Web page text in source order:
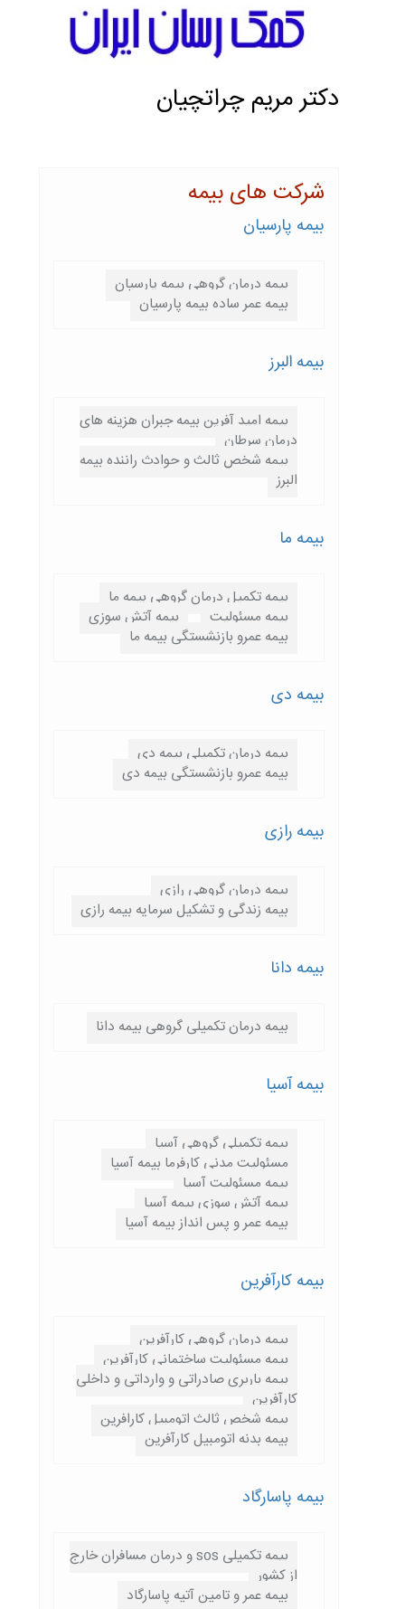
دكتر مريم چراتچيان
شرکت های بیمه
بیمه پارسيان
بیمه درمان گروهی بیمه پارسیان
بیمه عمر ساده بیمه پارسیان
بیمه البرز
بیمه امید آفرین بیمه جبران هزینه های
درمان سرطان
بیمه شخص ثالث و حوادث راننده بیمه
البرز
بیمه ما
بیمه تکمیل درمان گروهی بیمه ما
بیمه مسئولیت
بیمه آتش سوزی
بیمه عمرو بازنشستگی بیمه ما
بیمه دی
بیمه درمان تکمیلی بیمه دی
بیمه عمرو بازنشستگی بیمه دی
بیمه رازی
بیمه درمان گروهی رازی
بیمه زندگی و تشکیل سرمایه بیمه رازی
بیمه دانا
بیمه درمان تکمیلی گروهی بیمه دانا
بیمه آسیا
بیمه تکمیلی گروهی آسیا
مسئولیت مدنی کارفرما بیمه آسیا
بیمه مسئولیت آسیا
بیمه آتش سوزی بیمه آسیا
بیمه عمر و پس انداز بیمه آسیا
بیمه کارآفرین
بیمه درمان گروهی کارآفرین
بیمه مسئولیت ساختمانی کارآفرین
بیمه باربری صادراتی و وارداتی و داخلی
کارآفرین
بیمه شخص ثالث اتومبیل کارافرین
بیمه بدنه اتومبیل کارآفرین
بیمه پاسارگاد
بیمه تکمیلی sos و درمان مسافران خارج
از کشور
بیمه عمر و تامین آتیه پاسارگاد